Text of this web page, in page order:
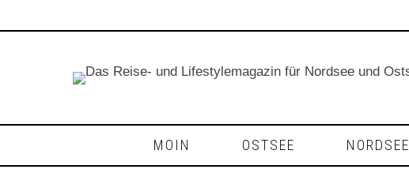
MOIN OSTSEE NORDSEE